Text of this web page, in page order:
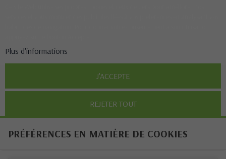
Plus d'informations
REJETER TOUT
J'ACCEPTE
PRÉFÉRENCES EN MATIÈRE DE COOKIES